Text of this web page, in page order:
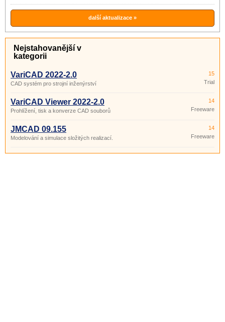
další aktualizace »
Nejstahovanější v
kategorii
VariCAD 2022-2.0
CAD systém pro strojní inženýrství
15
Trial
VariCAD Viewer 2022-2.0
Prohlížení, tisk a konverze CAD souborů
14
Freeware
JMCAD 09.155
Modelování a simulace složitých realizací.
14
Freeware